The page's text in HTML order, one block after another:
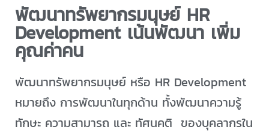
พัฒนาทรัพยากรมนุษย์ HR
Development เน้นพัฒนา เพิ่ม
คุณค่าคน
พัฒนาทรัพยากรมนุษย์ หรือ HR Development
หมายถึง การพัฒนาในทุกด้าน ทั้งพัฒนาความรู้
ทักษะ ความสามารถ และ ทัศนคติ ของบุคลากรใน